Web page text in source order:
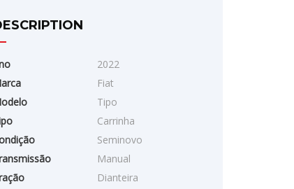
2022
Fiat
Tipo
Carrinha
Seminovo
Manual
Dianteira